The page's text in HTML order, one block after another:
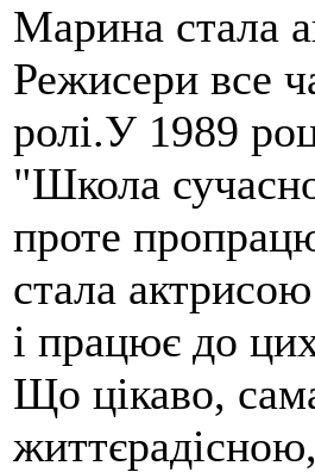
Марина стала
Режисери все
ролі.У 1989
"Школа
проте
стала
і працює до
Що цікаво,